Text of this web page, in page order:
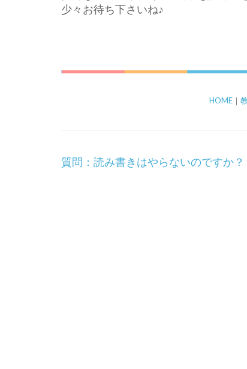
少々お待ち下さいね♪
HOME ｜
投
質問：読み書きはやらないのですか？